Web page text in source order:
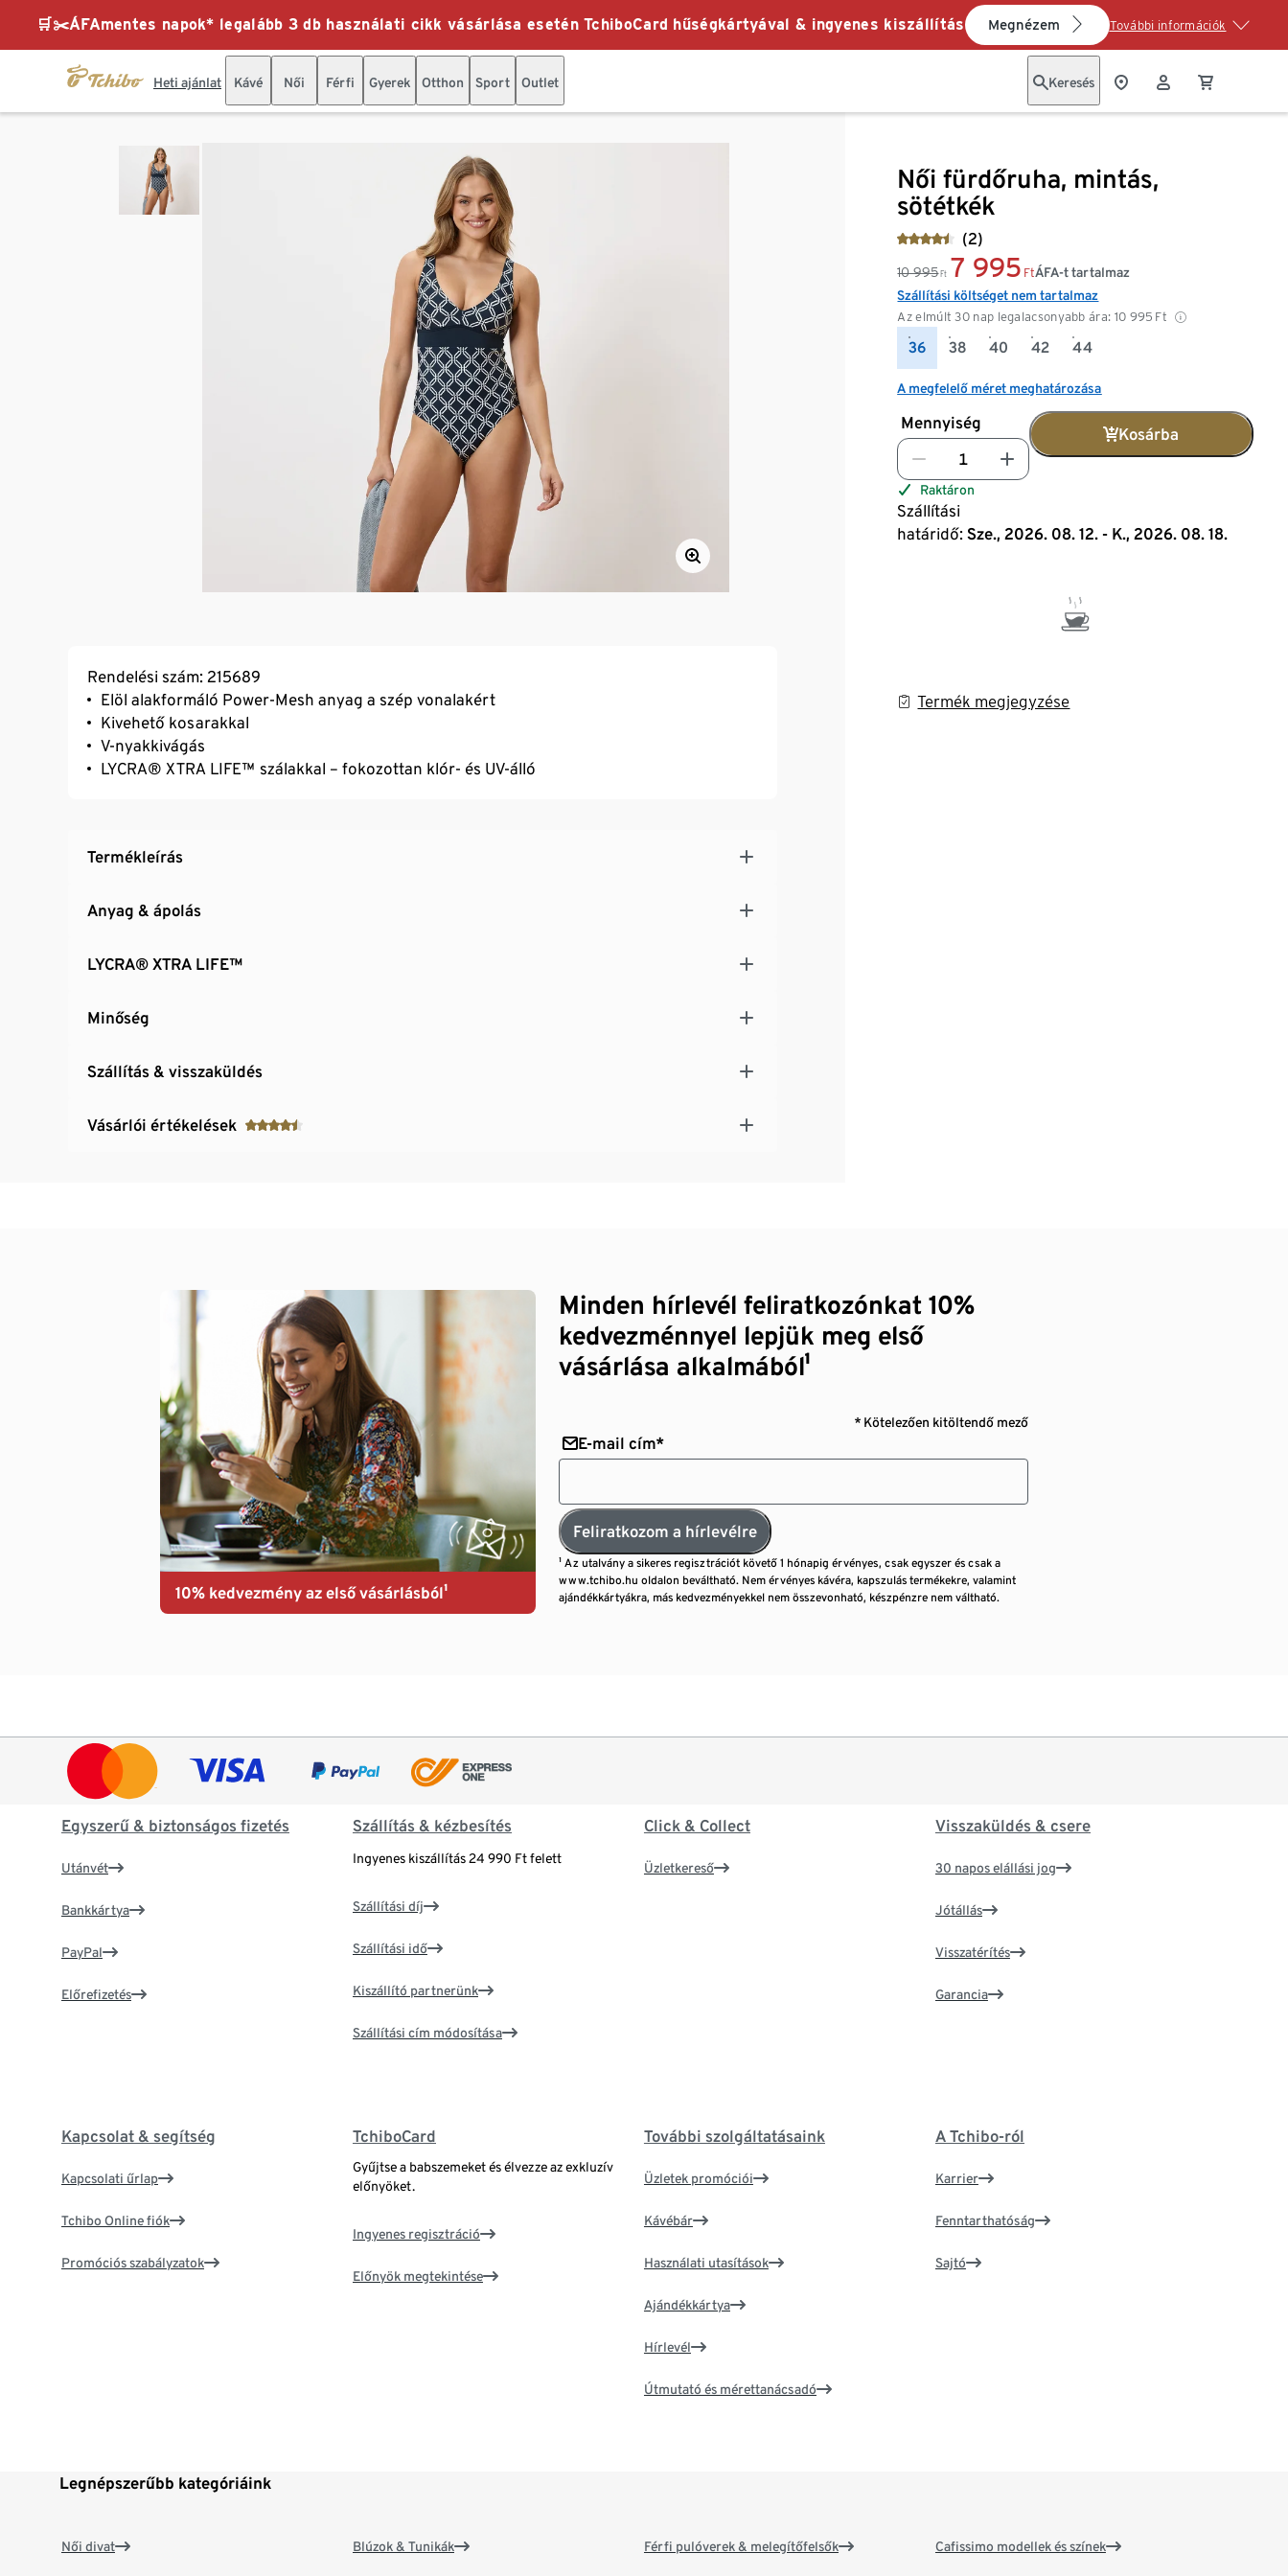
🛒✂️ÁFAmentes napok* legalább 3 db használati cikk vásárlása esetén TchiboCard hűségkártyával & ingyenes kiszállítás Megnézem További információk
Heti ajánlat Kávé Női Férfi Gyerek Otthon Sport Outlet Keresés
Női fürdőruha, mintás,
sötétkék
(2)
10 995 Ft 7 995 Ft
Az elmúlt 30 nap legalacsonyabb ára: 10 995 Ft
ÁFA-t tartalmaz
Szállítási költséget nem tartalmaz
36 38 40 42 44
A megfelelő méret meghatározása
Mennyiség
Kosárba
Raktáron
Szállítási
határidő: Sze., 2026. 08. 12. - K., 2026. 08. 18.
Termék megjegyzése
Rendelési szám: 215689
Elöl alakformáló Power-Mesh anyag a szép vonalakért
Kivehető kosarakkal
V-nyakkivágás
LYCRA® XTRA LIFE™ szálakkal – fokozottan klór- és UV-álló
Termékleírás
Anyag & ápolás
LYCRA® XTRA LIFE™
Minőség
Szállítás & visszaküldés
Vásárlói értékelések
10% kedvezmény az első vásárlásból¹
Minden hírlevél feliratkozónkat 10%
kedvezménnyel lepjük meg első
vásárlása alkalmából¹
* Kötelezően kitöltendő mező
E-mail cím*
Feliratkozom a hírlevélre
¹ Az utalvány a sikeres regisztrációt követő 1 hónapig érvényes, csak egyszer és csak a
www.tchibo.hu oldalon beváltható. Nem érvényes kávéra, kapszulás termékekre, valamint
ajándékkártyákra, más kedvezményekkel nem összevonható, készpénzre nem váltható.
Egyszerű & biztonságos fizetés
Utánvét
Bankkártya
PayPal
Előrefizetés
Szállítás & kézbesítés
Ingyenes kiszállítás 24 990 Ft felett
Szállítási díj
Szállítási idő
Kiszállító partnerünk
Szállítási cím módosítása
Click & Collect
Üzletkereső
Visszaküldés & csere
30 napos elállási jog
Jótállás
Visszatérítés
Garancia
Kapcsolat & segítség
Kapcsolati űrlap
Tchibo Online fiók
Promóciós szabályzatok
TchiboCard
Gyűjtse a babszemeket és élvezze az exkluzív
előnyöket.
Ingyenes regisztráció
Előnyök megtekintése
További szolgáltatásaink
Üzletek promóciói
Kávébár
Használati utasítások
Ajándékkártya
Hírlevél
Útmutató és mérettanácsadó
A Tchibo-ról
Karrier
Fenntarthatóság
Sajtó
Legnépszerűbb kategóriáink
Női divat Blúzok & Tunikák Férfi pulóverek & melegítőfelsők Cafissimo modellek és színek